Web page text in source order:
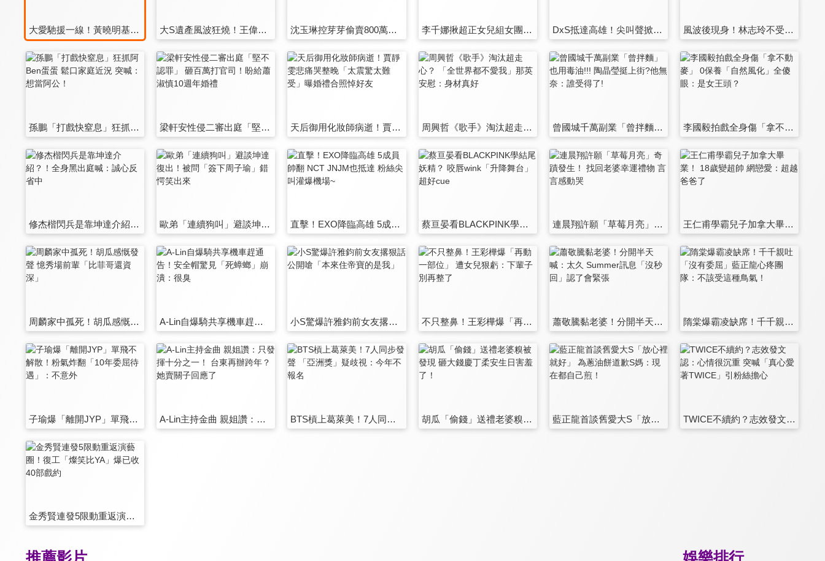
大愛馳援一線！黃曉明基金會攜12位藝人捐款捐物連夜助力廣西災區 大S遺產風波狂燒！王偉忠嚴肅發聲 聊吳宗憲離婚 認：不是哥們 沈玉琳控芽芽偷賣800萬愛車！ 遭砍價搬「哀兵戰術」女兒一起演 李千娜揪超正女兒組女團！聯手VERA辣跳〈TNT〉〈心花開〉 DxS抵達高雄！尖叫聲掀翻屋頂 勝寛發現鏡頭 見克拉人數表情超驚訝！ 風波後現身！林志玲不受訪快閃 開甜嗓變身最美「導覽老師」
孫鵬「打戲快窒息」狂抓阿Ben蛋蛋 鬆口家庭近況 突喊：想當阿公！ 梁軒安性侵二審出庭「堅不認罪」 砸百萬打官司！盼給蕭淑慎10週年婚禮 天后御用化妝師病逝！賈靜雯悲痛哭整晚「太震驚太難受」曝婚禮合照悼好友 周興哲《歌手》淘汰超走心？ 「全世界都不愛我」那英安慰：身材真好 曾國城千萬副業「曾拌麵」也用毒油!!! 陶晶瑩挺上街?他無奈：誰受得了! 李國毅拍戲全身傷「拿不動麥」 0保養「自然風化」全傻眼：是女王頭？
修杰楷閃兵是靠坤達介紹？！全身黑出庭喊：誠心反省中 歐弟「連續狗叫」避談坤達復出！被問「簽下周子瑜」錯愕笑出來 直擊！EXO降臨高雄 5成員帥翻 NCT JNJM也抵達 粉絲尖叫灌爆機場~ 蔡亘晏看BLACKPINK學結尾妖精？ 咬唇wink「升降舞台」超好cue 連晨翔許願「草莓月亮」奇蹟發生！ 找回老婆幸運禮物 言言感動哭 王仁甫學霸兒子加拿大畢業！ 18歲變超帥 網戀愛：超越爸爸了
周麟家中孤死！胡瓜感慨發聲 憶秀場前輩「比菲哥還資深」 A-Lin自爆騎共享機車趕通告！安全帽驚見「死蟑螂」崩潰：很臭 小S驚爆許雅鈞前女友撂狠話 公開嗆「本來住帝寶的是我」 不只整鼻！王彩樺爆「再動一部位」 遭女兒狠虧：下輩子別再整了 蕭敬騰黏老婆！分開半天喊：太久 Summer訊息「沒秒回」認了會緊張 隋棠爆霸凌缺席！千千親吐「沒有委屈」藍正龍心疼團隊：不該受這種鳥氣！
子瑜爆「離開JYP」單飛不解散！粉氣炸翻「10年委屈待遇」：不意外 A-Lin主持金曲 親姐讚：只發揮十分之一！ 台東再辦跨年？她賣關子回應了 BTS槓上葛萊美！7人同步發聲 「亞洲獎」疑歧視：今年不報名 胡瓜「偷錢」送禮老婆糗被發現 砸大錢慶丁柔安生日害羞了！ 藍正龍首談舊愛大S「放心裡就好」 為蔥油餅道歉S媽：現在都自己煎！ TWICE不續約？志效發文認：心情很沉重 突喊「真心愛著TWICE」引粉絲擔心
金秀賢連發5限動重返演藝圈！復工「燦笑比YA」爆已收40部戲約